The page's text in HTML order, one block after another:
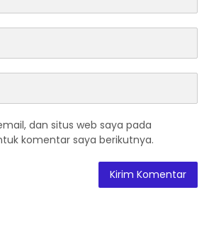
dan situs web saya pada
komentar saya berikutnya.